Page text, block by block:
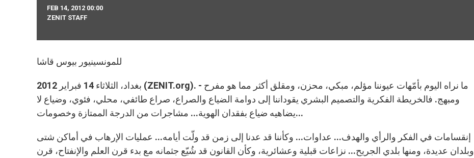
FEB 14, 2012 00:00
ZENIT STAFF
للمونسينيور بيوس قاشا
بغداد، الثلاثاء 14 فبراير 2012 (ZENIT.org). - ما نراه اليوم بأمّهات عيوننا مؤلم، مبكي، محزن، ومقلق أكثر مما هو مفرح
ومبهج. فالخريطة الفكرية والتصميم البشري يقوداننا إلى دوامة الضياع والصراع، صراع طائفي، محلي، فئوي، وضياع لا
يضاهيه ضياع بفقدان الهوية... مشاجرات من الدرجة الممتازة وخصومات...
إنقسامات في الفكر والرأي والهدف... عداوات... وكأننا قد عدنا إلى زمن قد ولّت أيامه... عمليات الإرهاب في أماكن شتى
وبلدان عديدة، ومنها بلدي الجريح... نزاعات قبلية وعشائرية، وكأن القانون قد شُيّع جثمانه مع بدء قرن العلم والإنفتاح، قرن